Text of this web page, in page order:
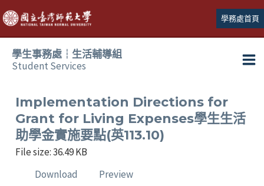
跳
至
主
學務處首頁
學生事務處┆生活輔導組
Student Services
Implementation Directions for
Grant for Living Expenses學生生活
助學金實施要點(英113.10)
File size: 36.49 KB
Download
Preview